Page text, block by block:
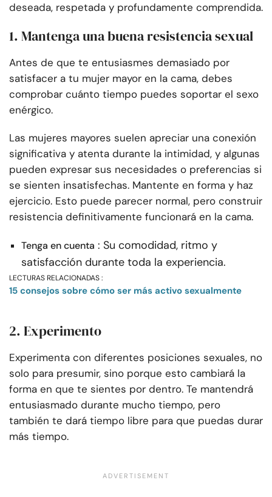
deseada, respetada y profundamente comprendida.
1. Mantenga una buena resistencia sexual
Antes de que te entusiasmes demasiado por
satisfacer a tu mujer mayor en la cama, debes
comprobar cuánto tiempo puedes soportar el sexo
enérgico.
Las mujeres mayores suelen apreciar una conexión
significativa y atenta durante la intimidad, y algunas
pueden expresar sus necesidades o preferencias si
se sienten insatisfechas. Mantente en forma y haz
ejercicio. Esto puede parecer normal, pero construir
resistencia definitivamente funcionará en la cama.
Tenga en cuenta : Su comodidad, ritmo y
satisfacción durante toda la experiencia.
LECTURAS RELACIONADAS :
15 consejos sobre cómo ser más activo sexualmente
2. Experimento
Experimenta con diferentes posiciones sexuales, no
solo para presumir, sino porque esto cambiará la
forma en que te sientes por dentro. Te mantendrá
entusiasmado durante mucho tiempo, pero
también te dará tiempo libre para que puedas durar
más tiempo.